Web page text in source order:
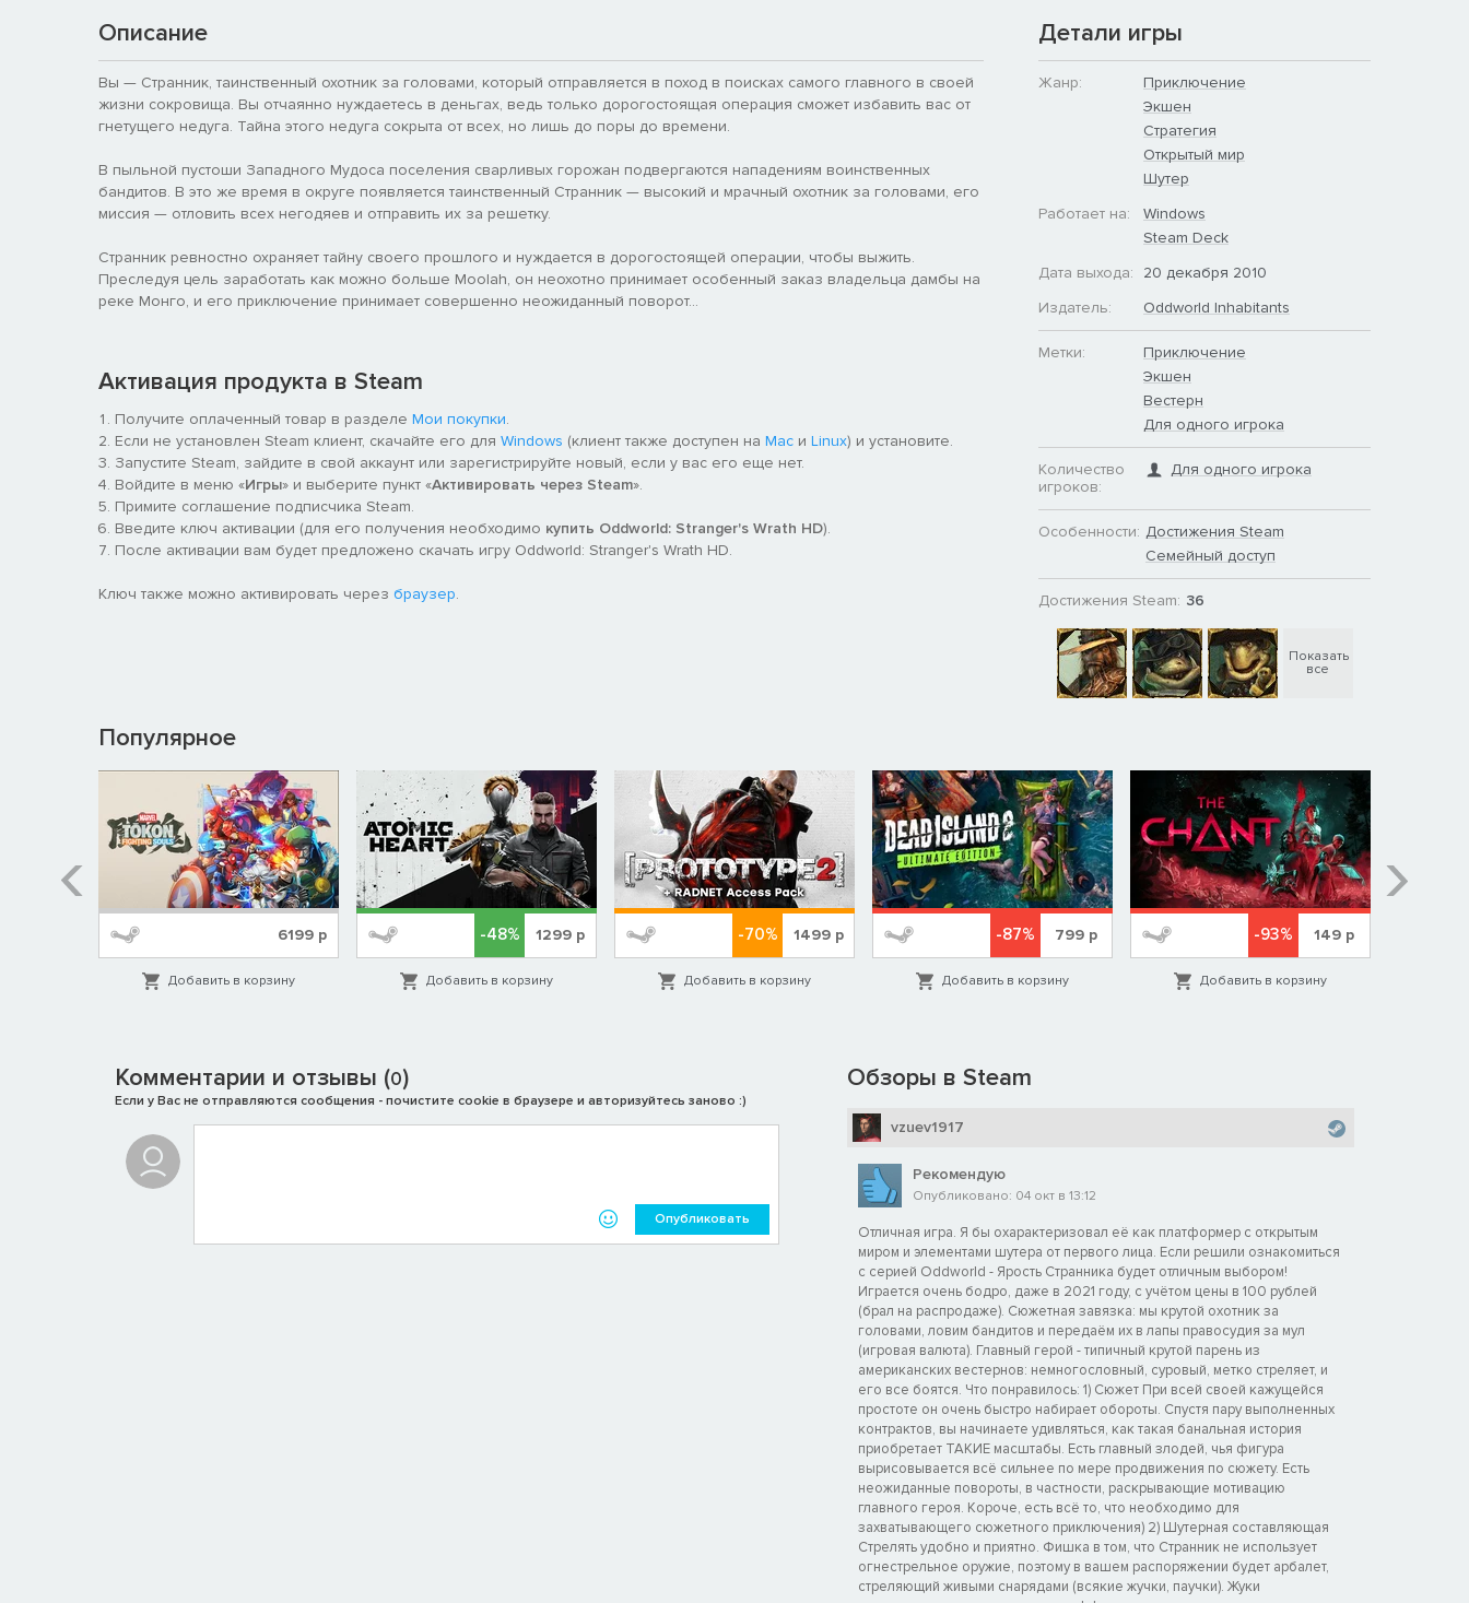
Описание
Вы — Странник, таинственный охотник за головами, который отправляется в поход в поисках самого главного в своей
жизни сокровища. Вы отчаянно нуждаетесь в деньгах, ведь только дорогостоящая операция сможет избавить вас от
гнетущего недуга. Тайна этого недуга сокрыта от всех, но лишь до поры до времени.
В пыльной пустоши Западного Мудоса поселения сварливых горожан подвергаются нападениям воинственных
бандитов. В это же время в округе появляется таинственный Странник — высокий и мрачный охотник за головами, его
миссия — отловить всех негодяев и отправить их за решетку.
Странник ревностно охраняет тайну своего прошлого и нуждается в дорогостоящей операции, чтобы выжить.
Преследуя цель заработать как можно больше Moolah, он неохотно принимает особенный заказ владельца дамбы на
реке Монго, и его приключение принимает совершенно неожиданный поворот...
Активация продукта в Steam
Получите оплаченный товар в разделе Мои покупки.
Если не установлен Steam клиент, скачайте его для Windows (клиент также доступен на Mac и Linux) и установите.
Запустите Steam, зайдите в свой аккаунт или зарегистрируйте новый, если у вас его еще нет.
Войдите в меню «Игры» и выберите пункт «Активировать через Steam».
Примите соглашение подписчика Steam.
Введите ключ активации (для его получения необходимо купить Oddworld: Stranger's Wrath HD).
После активации вам будет предложено скачать игру Oddworld: Stranger's Wrath HD.
Ключ также можно активировать через браузер.
Детали игры
Жанр:
Приключение
Экшен
Стратегия
Открытый мир
Шутер
Работает на:
Windows
Steam Deck
Дата выхода:
20 декабря 2010
Издатель:
Oddworld Inhabitants
Метки:
Приключение
Экшен
Вестерн
Для одного игрока
Количество
игроков:
Для одного игрока
Особенности: Достижения Steam
Семейный доступ
Достижения Steam: 36
Показать
все
Популярное
6199 р
Добавить в корзину
-48% 1299 р
Добавить в корзину
-70% 1499р
Добавить в корзину
-87% 799 р
Добавить в корзину
-93% 149 р
Добавить в корзину
Комментарии и отзывы (0)
Если у Вас не отправляются сообщения - почистите cookie в браузере и авторизуйтесь заново :)
Опубликовать
Обзоры в Steam
vzuev1917
Рекомендую
Опубликовано: 04 окт в 13:12
Отличная игра. Я бы охарактеризовал её как платформер с открытым
миром и элементами шутера от первого лица. Если решили ознакомиться
с серией Oddworld - Ярость Странника будет отличным выбором!
Играется очень бодро, даже в 2021 году, с учётом цены в 100 рублей
(брал на распродаже). Сюжетная завязка: мы крутой охотник за
головами, ловим бандитов и передаём их в лапы правосудия за мул
(игровая валюта). Главный герой - типичный крутой парень из
американских вестернов: немногословный, суровый, метко стреляет, и
его все боятся. Что понравилось: 1) Сюжет При всей своей кажущейся
простоте он очень быстро набирает обороты. Спустя пару выполненных
контрактов, вы начинаете удивляться, как такая банальная история
приобретает ТАКИЕ масштабы. Есть главный злодей, чья фигура
вырисовывается всё сильнее по мере продвижения по сюжету. Есть
неожиданные повороты, в частности, раскрывающие мотивацию
главного героя. Короче, есть всё то, что необходимо для
захватывающего сюжетного приключения) 2) Шутерная составляющая
Стрелять удобно и приятно. Фишка в том, что Странник не использует
огнестрельное оружие, поэтому в вашем распоряжении будет арбалет,
стреляющий живыми снарядами (всякие жучки, паучки). Жуки